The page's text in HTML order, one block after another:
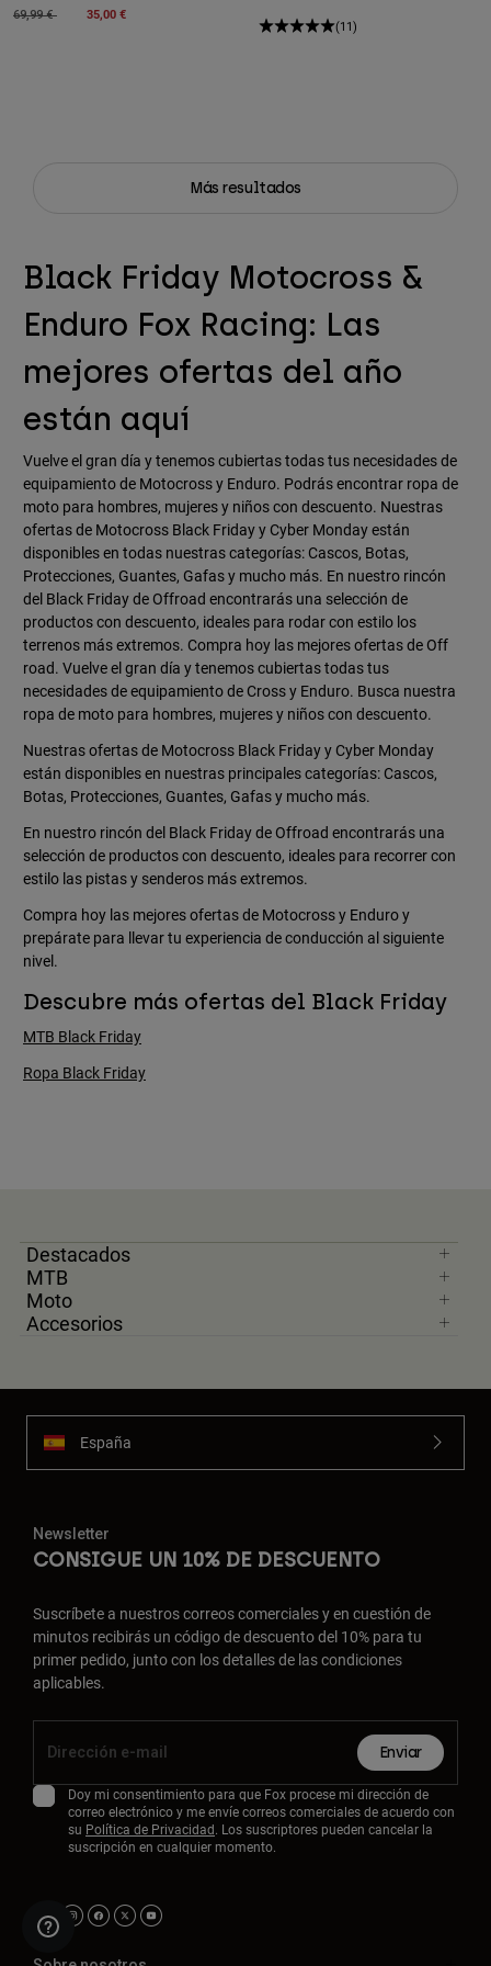
Price reduced from
69,99 €to 35,00 €
(11)
Más resultados
Black Friday Motocross &
Enduro Fox Racing: Las
mejores ofertas del año
están aquí
Vuelve el gran día y tenemos cubiertas todas tus necesidades de
equipamiento de Motocross y Enduro. Podrás encontrar ropa de
moto para hombres, mujeres y niños con descuento. Nuestras
ofertas de Motocross Black Friday y Cyber Monday están
disponibles en todas nuestras categorías: Cascos, Botas,
Protecciones, Guantes, Gafas y mucho más. En nuestro rincón
del Black Friday de Offroad encontrarás una selección de
productos con descuento, ideales para rodar con estilo los
terrenos más extremos. Compra hoy las mejores ofertas de Off
road. Vuelve el gran día y tenemos cubiertas todas tus
necesidades de equipamiento de Cross y Enduro. Busca nuestra
ropa de moto para hombres, mujeres y niños con descuento.
Nuestras ofertas de Motocross Black Friday y Cyber Monday
están disponibles en nuestras principales categorías: Cascos,
Botas, Protecciones, Guantes, Gafas y mucho más.
En nuestro rincón del Black Friday de Offroad encontrarás una
selección de productos con descuento, ideales para recorrer con
estilo las pistas y senderos más extremos.
Compra hoy las mejores ofertas de Motocross y Enduro y
prepárate para llevar tu experiencia de conducción al siguiente
nivel.
Descubre más ofertas del Black Friday
MTB Black Friday
Ropa Black Friday
Destacados
MTB
Moto
Accesorios
España
Newsletter
CONSIGUE UN 10% DE DESCUENTO
Suscríbete a nuestros correos comerciales y en cuestión de
minutos recibirás un código de descuento del 10% para tu
primer pedido, junto con los detalles de las condiciones
aplicables.
Enviar
Doy mi consentimiento para que Fox procese mi dirección de
correo electrónico y me envíe correos comerciales de acuerdo con
su Política de Privacidad. Los suscriptores pueden cancelar la
suscripción en cualquier momento.